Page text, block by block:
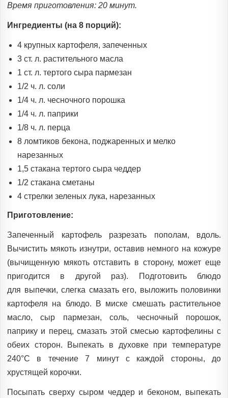
Время приготовления: 20 минут.
Ингредиенты (на 8 порций):
4 крупных картофеля, запеченных
3 ст. л. растительного масла
1 ст. л. тертого сыра пармезан
1/2 ч. л. соли
1/4 ч. л. чесночного порошка
1/4 ч. л. паприки
1/8 ч. л. перца
8 ломтиков бекона, поджаренных и мелко
нарезанных
1,5 стакана тертого сыра чеддер
1/2 стакана сметаны
4 стрелки зеленых лука, нарезанных
Приготовление:
Запеченный картофель разрезать пополам, вдоль.
Вычистить мякоть изнутри, оставив немного на кожуре
(вычищенную мякоть отставить в сторону, может еще
пригодится в другой раз). Подготовить блюдо
для выпечки, слегка смазать его, выложить половинки
картофеля на блюдо. В миске смешать растительное
масло, сыр пармезан, соль, чесночный порошок,
паприку и перец, смазать этой смесью картофелины с
обеих сторон. Выпекать в духовке при температуре
240°C в течение 7 минут с каждой стороны, до
хрустящей корочки.
Посыпать сверху сыром чеддер и беконом, выпекать